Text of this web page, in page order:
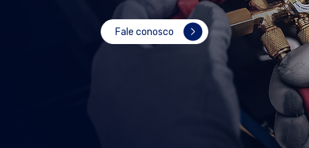
Fale conosco